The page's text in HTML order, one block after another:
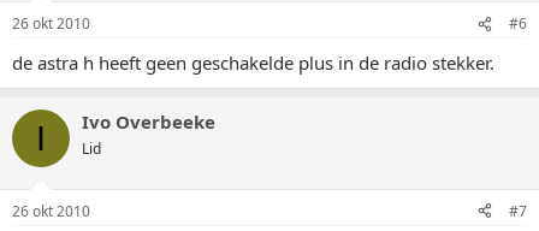
26 okt 2010 #6
de astra h heeft geen geschakelde plus in de radio stekker.
I Ivo Overbeeke
Lid
26 okt 2010 #7